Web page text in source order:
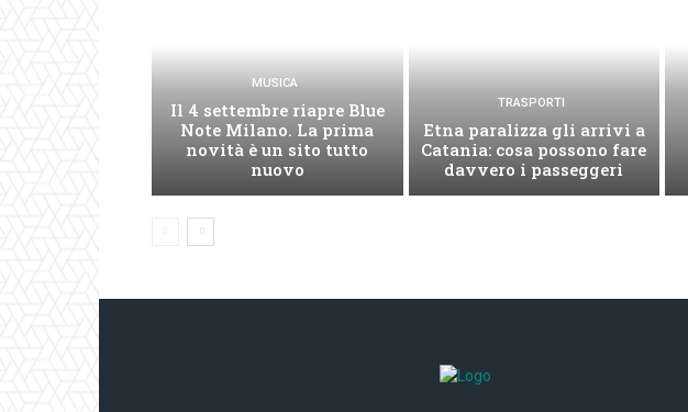
MUSICA
Il 4 settembre riapre Blue
Note Milano. La prima
novità è un sito tutto
nuovo
TRASPORTI
Etna paralizza gli arrivi a
Catania: cosa possono fare
davvero i passeggeri